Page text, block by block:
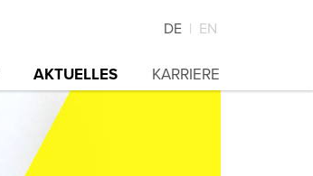
AKTUELLES KARRIERE
DE EN